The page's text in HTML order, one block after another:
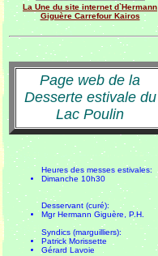
La Une du site internet d`Hermann
Giguère Carrefour Kairos
Page web de la
Desserte estivale du
Lac Poulin
Heures des messes estivales:
Dimanche 10h30
Desservant (curé):
Mgr Hermann Giguère, P.H.
Syndics (marguilliers):
Patrick Morissette
Gérard Lavoie